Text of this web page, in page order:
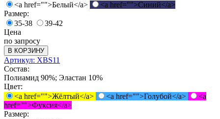
<a href="">Белый</a>
<a href="">Синий</a>
Размер:
35-38
39-42
Цена
по запросу
В КОРЗИНУ
Артикул: XBS11
Состав:
Полиамид 90%; Эластан 10%
Цвет:
<a href="">Жёлтый</a>
<a href="">Голубой</a>
<a
href="">Фуксия</a>
Размер: